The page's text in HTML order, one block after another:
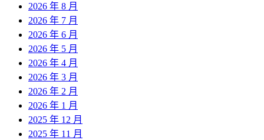
2026 年 8 月
2026 年 7 月
2026 年 6 月
2026 年 5 月
2026 年 4 月
2026 年 3 月
2026 年 2 月
2026 年 1 月
2025 年 12 月
2025 年 11 月